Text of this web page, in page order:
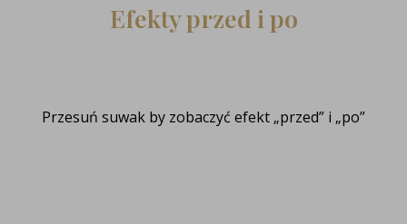
Efekty przed i po
Przesuń suwak by zobaczyć efekt „przed” i „po”